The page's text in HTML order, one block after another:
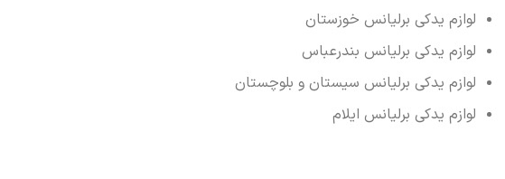
لوازم یدکی برلیانس خوزستان
لوازم یدکی برلیانس بندرعباس
لوازم یدکی برلیانس سیستان و بلوچستان
لوازم یدکی برلیانس ایلام